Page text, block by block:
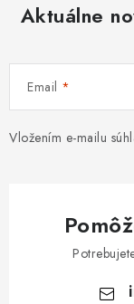
Aktuálne
Email
Vložením e-mailu